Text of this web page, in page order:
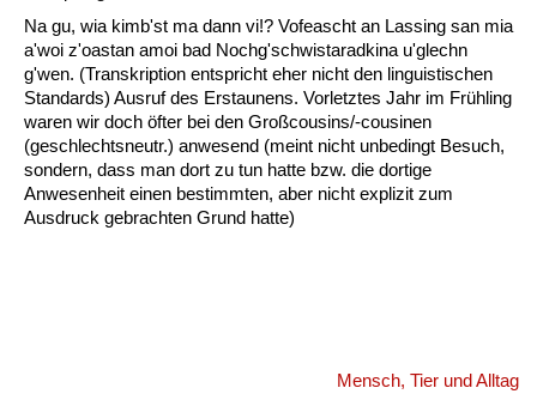
Na gu, wia kimb'st ma dann vi!? Vofeascht an Lassing san mia
a'woi z'oastan amoi bad Nochg'schwistaradkina u'glechn
g'wen. (Transkription entspricht eher nicht den linguistischen
Standards) Ausruf des Erstaunens. Vorletztes Jahr im Frühling
waren wir doch öfter bei den Großcousins/-cousinen
(geschlechtsneutr.) anwesend (meint nicht unbedingt Besuch,
sondern, dass man dort zu tun hatte bzw. die dortige
Anwesenheit einen bestimmten, aber nicht explizit zum
Ausdruck gebrachten Grund hatte)
Mensch, Tier und Alltag